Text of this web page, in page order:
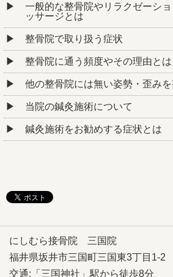
一般的な整骨院やリラクゼーシ
ッサージとは
整骨院で取り扱う症状
整骨院に通う頻度やその理由とは
他の整骨院には無い姿勢・歪み
当院の鍼灸施術について
鍼灸施術をお勧めする症状とは
にしむら接骨院 三国院
福井県坂井市三国町三国東3丁目1-2
交通:「三国神社」駅から徒歩8分